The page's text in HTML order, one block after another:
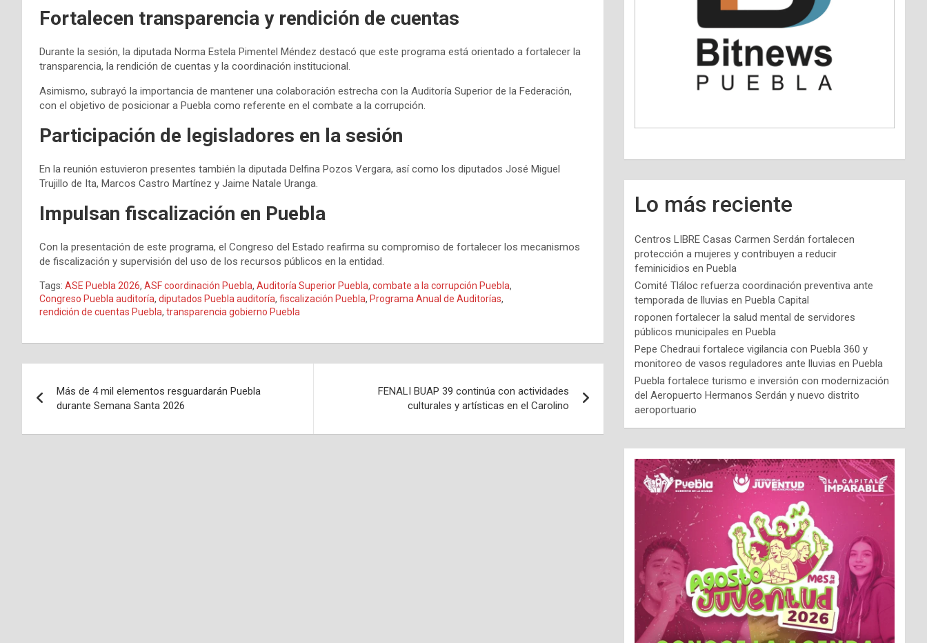
Fortalecen transparencia y rendición de cuentas
Durante la sesión, la diputada Norma Estela Pimentel Méndez destacó que este programa está orientado a fortalecer la
transparencia, la rendición de cuentas y la coordinación institucional.
Asimismo, subrayó la importancia de mantener una colaboración estrecha con la Auditoría Superior de la Federación,
con el objetivo de posicionar a Puebla como referente en el combate a la corrupción.
Participación de legisladores en la sesión
En la reunión estuvieron presentes también la diputada Delfina Pozos Vergara, así como los diputados José Miguel
Trujillo de Ita, Marcos Castro Martínez y Jaime Natale Uranga.
Impulsan fiscalización en Puebla
Con la presentación de este programa, el Congreso del Estado reafirma su compromiso de fortalecer los mecanismos
de fiscalización y supervisión del uso de los recursos públicos en la entidad.
Tags: ASE Puebla 2026, ASF coordinación Puebla, Auditoría Superior Puebla, combate a la corrupción Puebla,
Congreso Puebla auditoría, diputados Puebla auditoría, fiscalización Puebla, Programa Anual de Auditorías,
rendición de cuentas Puebla, transparencia gobierno Puebla
de
entradas
Más de 4 mil elementos resguardarán Puebla
durante Semana Santa 2026
FENALI BUAP 39 continúa con actividades
culturales y artísticas en el Carolino
Lo más reciente
Centros LIBRE Casas Carmen Serdán fortalecen
protección a mujeres y contribuyen a reducir
feminicidios en Puebla
Comité Tláloc refuerza coordinación preventiva ante
temporada de lluvias en Puebla Capital
roponen fortalecer la salud mental de servidores
públicos municipales en Puebla
Pepe Chedraui fortalece vigilancia con Puebla 360 y
monitoreo de vasos reguladores ante lluvias en Puebla
Puebla fortalece turismo e inversión con modernización
del Aeropuerto Hermanos Serdán y nuevo distrito
aeroportuario